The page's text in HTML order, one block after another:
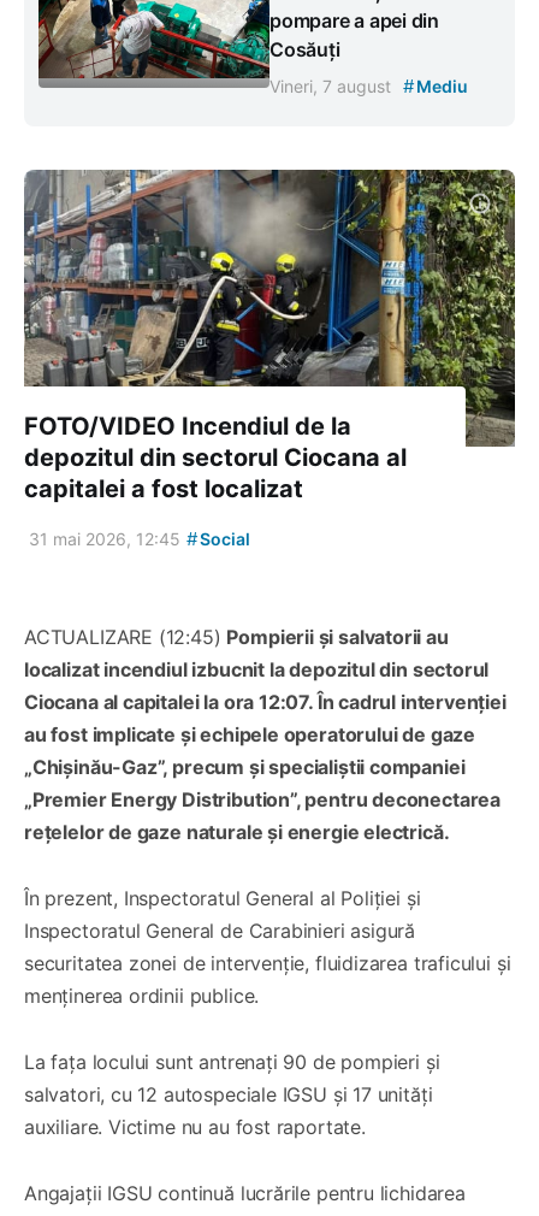
pompare a apei din
Cosăuți
Vineri, 7 august #Mediu
FOTO/VIDEO Incendiul de la
depozitul din sectorul Ciocana al
capitalei a fost localizat
31 mai 2026, 12:45 #Social
ACTUALIZARE (12:45) Pompierii și salvatorii au
localizat incendiul izbucnit la depozitul din sectorul
Ciocana al capitalei la ora 12:07. În cadrul intervenției
au fost implicate și echipele operatorului de gaze
„Chișinău-Gaz”, precum și specialiștii companiei
„Premier Energy Distribution”, pentru deconectarea
rețelelor de gaze naturale și energie electrică.
În prezent, Inspectoratul General al Poliției și
Inspectoratul General de Carabinieri asigură
securitatea zonei de intervenție, fluidizarea traficului și
menținerea ordinii publice.
La fața locului sunt antrenați 90 de pompieri și
salvatori, cu 12 autospeciale IGSU și 17 unități
auxiliare. Victime nu au fost raportate.
Angajații IGSU continuă lucrările pentru lichidarea